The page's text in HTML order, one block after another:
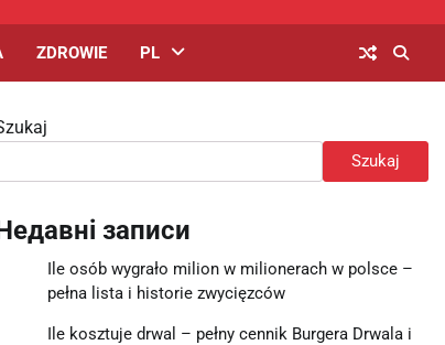
ZDROWIE PL
Szukaj
записи
Ile osób wygrało milion w milionerach w polsce –
pełna lista i historie zwycięzców
Ile kosztuje drwal – pełny cennik Burgera Drwala i